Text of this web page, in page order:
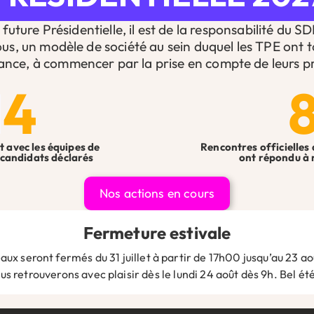
Nos juristes sont là pour répondre à toutes vos questions et vous
Vous pouvez les contacter directement par mail à l’adresse
Message
Traitement de vos données personnelles*
En cochant la case vous acceptez le traitement de vos
Présidentielle, il est de la responsabilité du
un modèle de société au sein duquel les TPE
à commencer par la prise en compte de leurs
avec les équipes de
déclarés
Rencontres officielles
ont répondu à
Nos actions en cours
Fermeture estivale
seront fermés du 31 juillet à partir de 17h00 jusqu’au 23
retrouverons avec plaisir dès le lundi 24 août dès 9h. Bel